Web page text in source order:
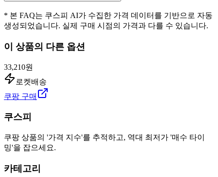
* 본 FAQ는 쿠스피 AI가 수집한 가격 데이터를 기반으로 자동
생성되었습니다. 실제 구매 시점의 가격과 다를 수 있습니다.
이 상품의 다른 옵션
33,210원
로켓배송
쿠팡 구매
쿠스피
쿠팡 상품의 '가격 지수'를 추적하고, 역대 최저가 '매수 타이
밍'을 잡으세요.
카테고리